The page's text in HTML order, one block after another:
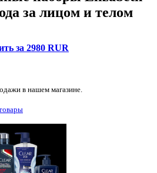
за лицом и телом
за 2980 RUR
в нашем магазине.